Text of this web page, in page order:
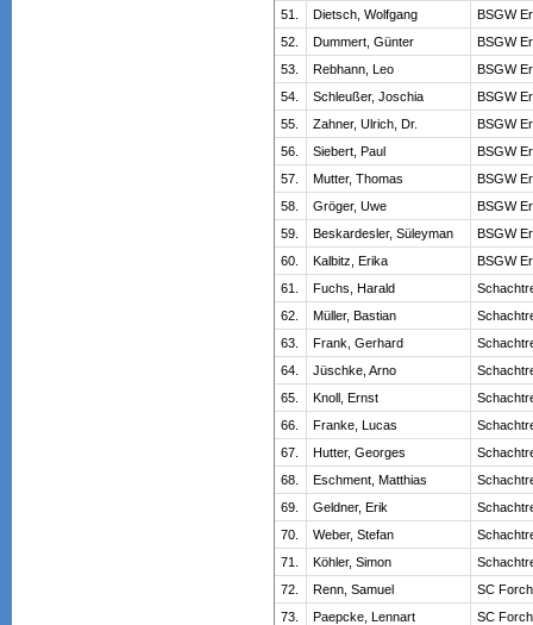
51.
Dietsch, Wolfgang
BSGW
52.
Dummert, Günter
BSGW
53.
Rebhann, Leo
BSGW
54.
Schleußer, Joschia
BSGW
55.
Zahner, Ulrich, Dr.
BSGW
56.
Siebert, Paul
BSGW
57.
Mutter, Thomas
BSGW
58.
Gröger, Uwe
BSGW
59.
Beskardesler, Süleyman
BSGW
60.
Kalbitz, Erika
BSGW
61.
Fuchs, Harald
62.
Müller, Bastian
63.
Frank, Gerhard
64.
Jüschke, Arno
65.
Knoll, Ernst
66.
Franke, Lucas
67.
Hutter, Georges
68.
Eschment, Matthias
69.
Geldner, Erik
70.
Weber, Stefan
71.
Köhler, Simon
72.
Renn, Samuel
SC
73.
Paepcke, Lennart
SC